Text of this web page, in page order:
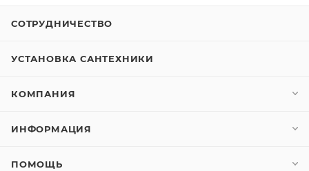
СОТРУДНИЧЕСТВО
УСТАНОВКА САНТЕХНИКИ
КОМПАНИЯ
ИНФОРМАЦИЯ
ПОМОЩЬ